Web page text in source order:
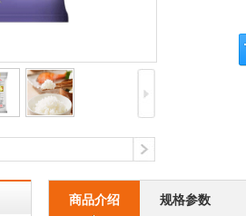
商品介绍 规格参数